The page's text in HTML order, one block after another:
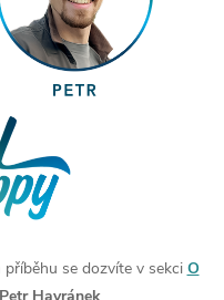
se dozvíte v sekci O